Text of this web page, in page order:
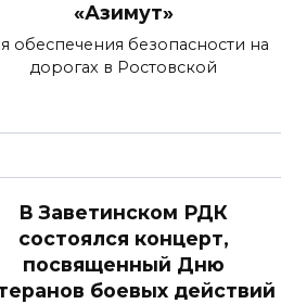
«Азимут»
обеспечения безопасности на
дорогах в Ростовской
В Заветинском РДК
состоялся концерт,
посвященный Дню
боевых действий